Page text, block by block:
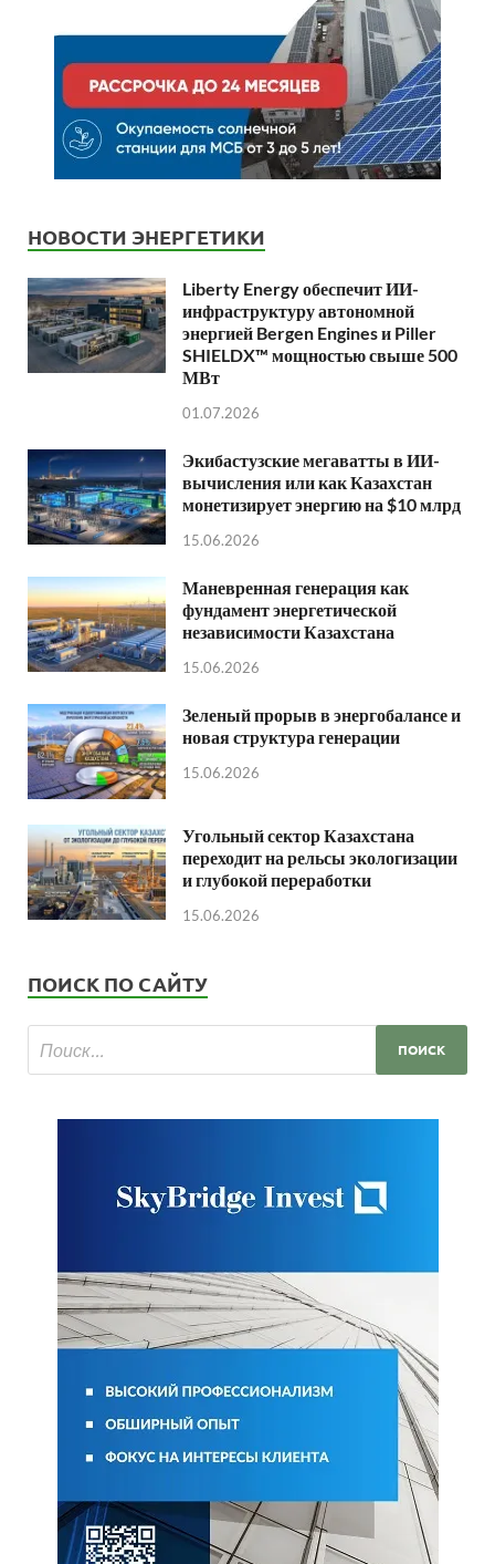
НОВОСТИ ЭНЕРГЕТИКИ
Liberty Energy обеспечит ИИ-
инфраструктуру автономной
энергией Bergen Engines и Piller
SHIELDX™ мощностью свыше 500
МВт
01.07.2026
Экибастузские мегаватты в ИИ-
вычисления или как Казахстан
монетизирует энергию на $10 млрд
15.06.2026
Маневренная генерация как
фундамент энергетической
независимости Казахстана
15.06.2026
Зеленый прорыв в энергобалансе и
новая структура генерации
15.06.2026
Угольный сектор Казахстана
переходит на рельсы экологизации
и глубокой переработки
15.06.2026
ПОИСК ПО САЙТУ